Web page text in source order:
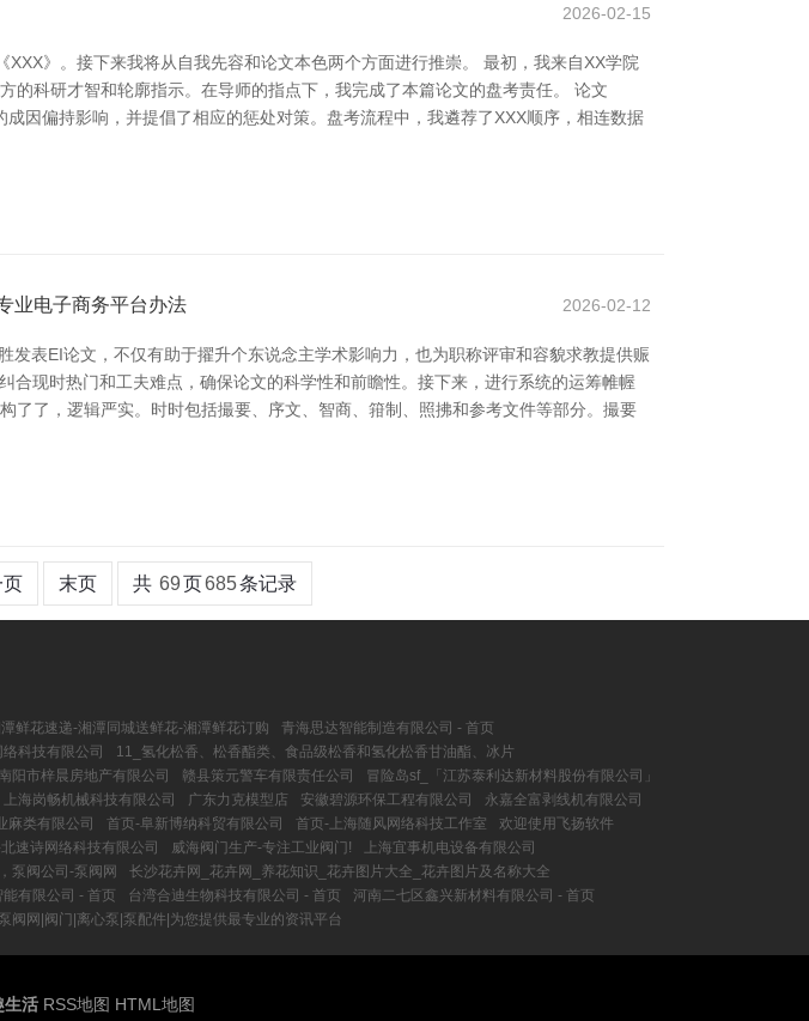
2026-02-15
》。接下来我将从自我先容和论文本色两个方面进行推崇。 最初，我来自XX学院
科研才智和轮廓指示。在导师的指点下，我完成了本篇论文的盘考责任。 论文
因偏持影响，并提倡了相应的惩处对策。盘考流程中，我遴荐了XXX顺序，相连数据
业电子商务平台办法 2026-02-12
表EI论文，不仅有助于擢升个东说念主学术影响力，也为职称评审和容貌求教提供赈
现时热门和工夫难点，确保论文的科学性和前瞻性。接下来，进行系统的运筹帷幄
了，逻辑严实。时时包括撮要、序文、智商、箝制、照拂和参考文件等部分。撮要
页 末页 共 69页685条记录
鲜花速递-湘潭同城送鲜花-湘潭鲜花订购
青海思达智能制造有限公司 - 首页
络科技有限公司
11_氢化松香、松香酯类、食品级松香和氢化松香甘油酯、冰片
南阳市梓晨房地产有限公司 赣县策元警车有限责任公司
冒险岛sf_「江苏泰利达新材料股份有限公司」
上海岗畅机械科技有限公司 广东力克模型店 安徽碧源环保工程有限公司
永嘉全富剥线机有限公司
麻类有限公司 首页-阜新博纳科贸有限公司 首页-上海随风网络科技工作室
欢迎使用飞扬软件
北速诗网络科技有限公司 威海阀门生产-专注工业阀门!
上海宜事机电设备有限公司
泵阀公司-泵阀网
长沙花卉网_花卉网_养花知识_花卉图片大全_花卉图片及名称大全
有限公司 - 首页 台湾合迪生物科技有限公司 - 首页
河南二七区鑫兴新材料有限公司 - 首页
阀网|阀门|离心泵|泵配件|为您提供最专业的资讯平台
生活 RSS地图 HTML地图